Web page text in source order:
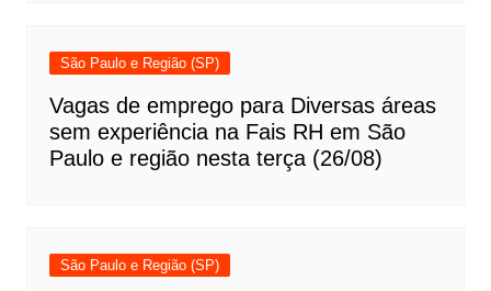
São Paulo e Região (SP)
Vagas de emprego para Diversas áreas
sem experiência na Fais RH em São
Paulo e região nesta terça (26/08)
São Paulo e Região (SP)